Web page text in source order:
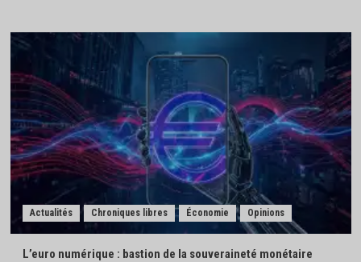
Actualités Chroniques libres Économie Opinions
L’euro numérique : bastion de la souveraineté monétaire